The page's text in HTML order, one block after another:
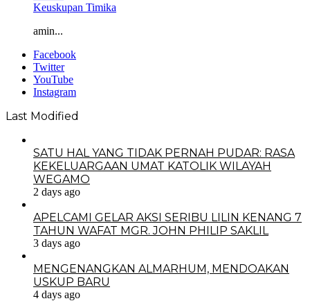
Keuskupan Timika
amin...
Facebook
Twitter
YouTube
Instagram
Last Modified
SATU HAL YANG TIDAK PERNAH PUDAR: RASA
KEKELUARGAAN UMAT KATOLIK WILAYAH
WEGAMO
2 days ago
APELCAMI GELAR AKSI SERIBU LILIN KENANG 7
TAHUN WAFAT MGR. JOHN PHILIP SAKLIL
3 days ago
MENGENANGKAN ALMARHUM, MENDOAKAN
USKUP BARU
4 days ago